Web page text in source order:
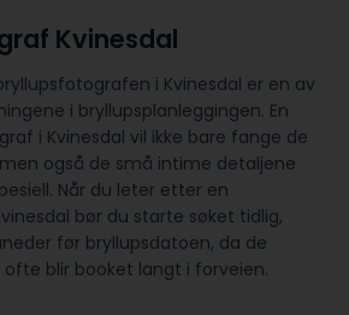
Kvinesdal
i Kvinesdal er en av
i bryllupsplanleggingen. En
i Kvinesdal vil ikke bare fange de
også de små intime detaljene
Når du leter etter en
bør du starte søket tidlig,
før bryllupsdatoen, da de
blir booket langt i forveien.